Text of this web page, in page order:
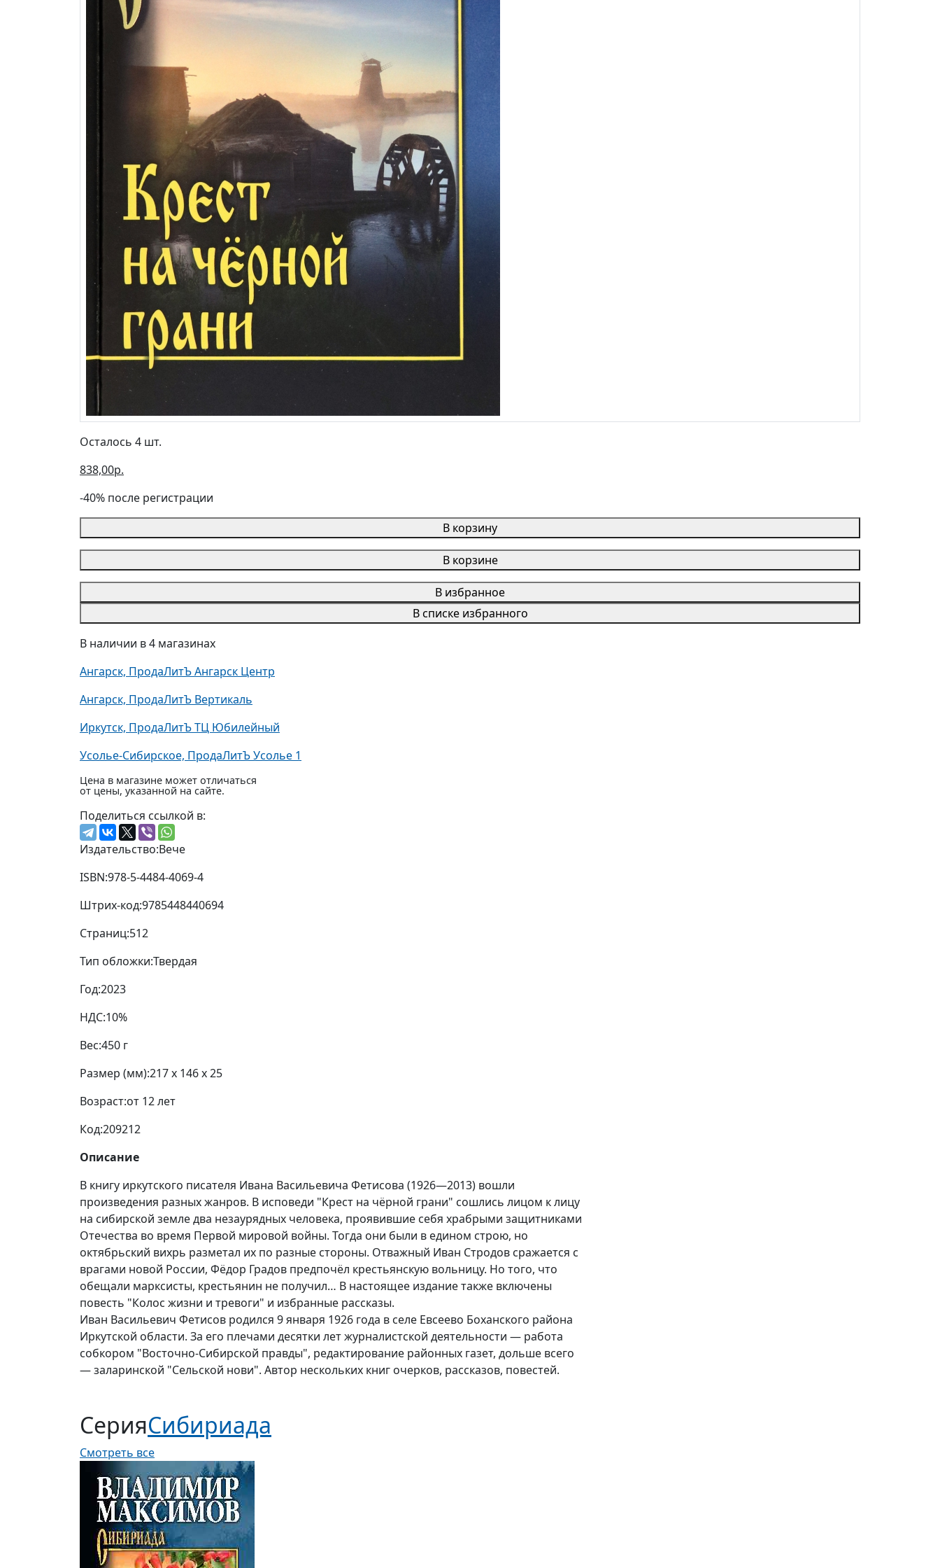
Осталось 4 шт.
838,00р.
-40% после регистрации
В корзину
В корзине
В избранное
В списке избранного
В наличии в 4 магазинах
Ангарск, ПродаЛитЪ Ангарск Центр
Ангарск, ПродаЛитЪ Вертикаль
Иркутск, ПродаЛитЪ ТЦ Юбилейный
Усолье-Сибирское, ПродаЛитЪ Усолье 1
Цена в магазине может отличаться
от цены, указанной на сайте.
Поделиться ссылкой в:
Издательство:Вече
ISBN:978-5-4484-4069-4
Штрих-код:9785448440694
Страниц:512
Тип обложки:Твердая
Год:2023
НДС:10%
Вес:450 г
Размер (мм):217 x 146 x 25
Возраст:от 12 лет
Код:209212
Описание
В книгу иркутского писателя Ивана Васильевича Фетисова (1926—2013) вошли
произведения разных жанров. В исповеди "Крест на чёрной грани" сошлись лицом к лицу
на сибирской земле два незаурядных человека, проявившие себя храбрыми защитниками
Отечества во время Первой мировой войны. Тогда они были в едином строю, но
октябрьский вихрь разметал их по разные стороны. Отважный Иван Стродов сражается с
врагами новой России, Фёдор Градов предпочёл крестьянскую вольницу. Но того, что
обещали марксисты, крестьянин не получил… В настоящее издание также включены
повесть "Колос жизни и тревоги" и избранные рассказы.
Иван Васильевич Фетисов родился 9 января 1926 года в селе Евсеево Боханского района
Иркутской области. За его плечами десятки лет журналистской деятельности — работа
собкором "Восточно-Сибирской правды", редактирование районных газет, дольше всего
— заларинской "Сельской нови". Автор нескольких книг очерков, рассказов, повестей.
СерияСибириада
Смотреть все